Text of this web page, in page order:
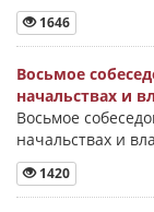
1646
Восьмое
начальствах и
Восьмое
начальствах и
1420